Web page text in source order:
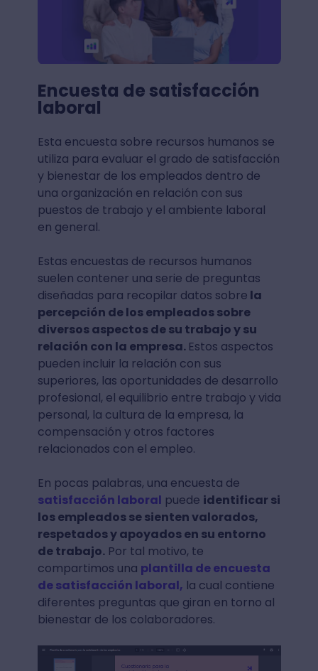
Encuesta de satisfacción
laboral
Esta encuesta sobre recursos humanos se
utiliza para evaluar el grado de satisfacción
y bienestar de los empleados dentro de
una organización en relación con sus
puestos de trabajo y el ambiente laboral
en general.
Estas encuestas de recursos humanos
suelen contener una serie de preguntas
diseñadas para recopilar datos sobre la
percepción de los empleados sobre
diversos aspectos de su trabajo y su
relación con la empresa. Estos aspectos
pueden incluir la relación con sus
superiores, las oportunidades de desarrollo
profesional, el equilibrio entre trabajo y vida
personal, la cultura de la empresa, la
compensación y otros factores
relacionados con el empleo.
En pocas palabras, una encuesta de
satisfacción laboral puede identificar si
los empleados se sienten valorados,
respetados y apoyados en su entorno
de trabajo.Por tal motivo, te
compartimos una plantilla de encuesta
de satisfacción laboral, la cual contiene
diferentes preguntas que giran en torno al
bienestar de los colaboradores.